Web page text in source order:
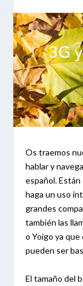
Os traemos
hablar y
español.
haga un uso
grandes
también las
o Yoigo ya
pueden ser
El tamaño del